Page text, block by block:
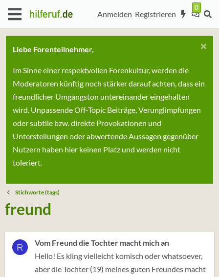
Anmelden Registrieren
Liebe Forenteilnehmer,
Im Sinne einer respektvollen Forenkultur, werden die
Moderatoren künftig noch stärker darauf achten, dass ein
freundlicher Umgangston untereinander eingehalten
wird. Unpassende Off-Topic Beiträge, Verunglimpfungen
oder subtile bzw. direkte Provokationen und
Unterstellungen oder abwertende Aussagen gegenüber
Nutzern haben hier keinen Platz und werden nicht
toleriert.
Stichworte (tags)
freund
R
Vom Freund die Tochter macht mich an
Hello! Es kling vielleicht komisch oder whatsoever,
aber die Tochter (19) meines guten Freundes macht